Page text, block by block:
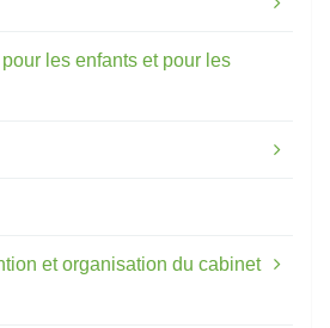
les enfants et pour les
et organisation du cabinet